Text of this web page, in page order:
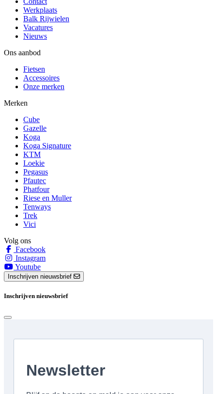
Werkplaats
Balk Rijwielen
Vacatures
Nieuws
Ons aanbod
Fietsen
Accessoires
Onze merken
Merken
Cube
Gazelle
Koga
Koga Signature
KTM
Loekie
Pegasus
Pfautec
Phatfour
Riese en Muller
Tenways
Trek
Vici
Volg ons
Facebook
Instagram
Youtube
Inschrijven nieuwsbrief
Inschrijven nieuwsbrief